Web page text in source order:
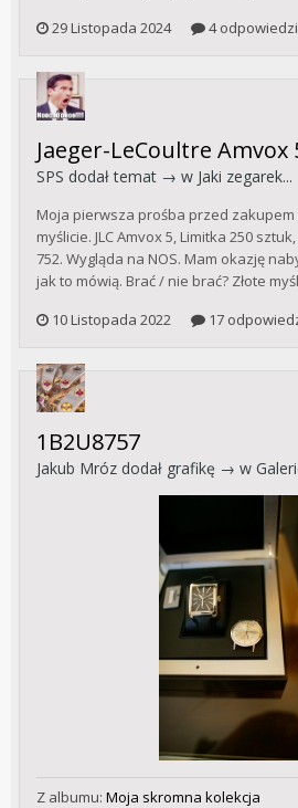
29 Listopada 2024
4 odpowiedzi
Jaeger-LeCoultre Amvox
SPS dodał temat → w Jaki zegarek...
Moja pierwsza prośba przed zakupem
myślicie. JLC Amvox 5, Limitka 250
752. Wygląda na NOS. Mam okazję
jak to mówią. Brać / nie brać? Złote
10 Listopada 2022
17
1B2U8757
Jakub Mróz dodał grafikę → w
Z albumu: Moja skromna kolekcja